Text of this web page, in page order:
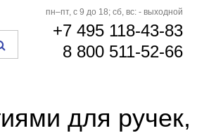
пн–пт, с 9 до 18; сб, вс: - выходной
+7 495 118-43-83
8 800 511-52-66
для ручек,